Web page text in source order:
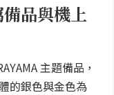
品與機上
主題備品，
的銀色與金色為